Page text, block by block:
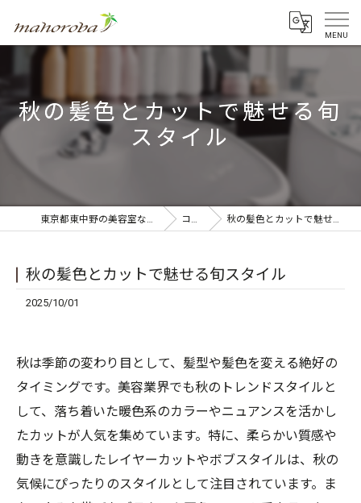
秋の髪色とカットで魅せる旬
スタイル
東京都東中野の美容室ならmahoroba コラム 秋の髪色とカットで魅せる旬スタイル
秋の髪色とカットで魅せる旬スタイル
2025/10/01
秋は季節の変わり目として、髪型や髪色を変える絶好の
タイミングです。美容業界でも秋のトレンドスタイルと
して、落ち着いた暖色系のカラーやニュアンスを活かし
たカットが人気を集めています。特に、柔らかい質感や
動きを意識したレイヤーカットやボブスタイルは、秋の
気候にぴったりのスタイルとして注目されています。ま